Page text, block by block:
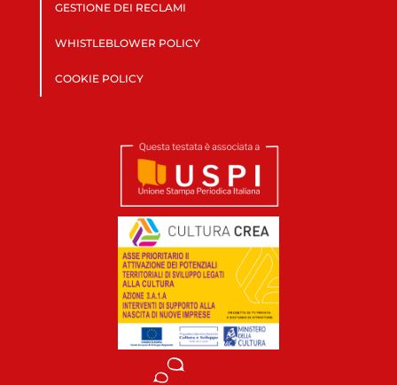
GESTIONE DEI RECLAMI
WHISTLEBLOWER POLICY
COOKIE POLICY